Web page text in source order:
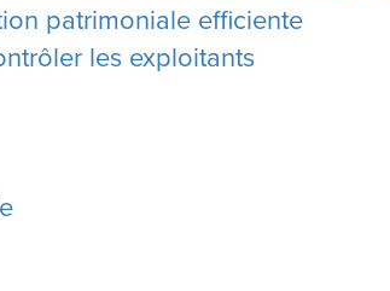
patrimoniale efficiente
les exploitants